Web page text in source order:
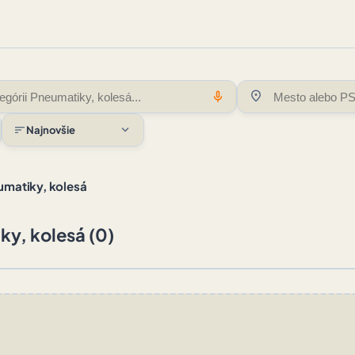
mic location_on
sortNajnovšie expand_more
kolesá
kolesá (0)